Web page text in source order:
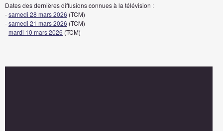
Dates des dernières diffusions connues à la télévision :
-samedi 28 mars 2026 (TCM)
-samedi 21 mars 2026 (TCM)
-mardi 10 mars 2026 (TCM)